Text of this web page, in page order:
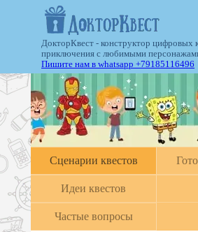
ДокторКвест - конструктор цифровых
приключения с любимыми
Пишите нам в whatsapp +79185116496
Cценарии квестов
Идеи квестов
Частые вопросы